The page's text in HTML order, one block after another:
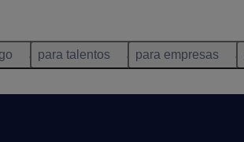
para talentos para empresas